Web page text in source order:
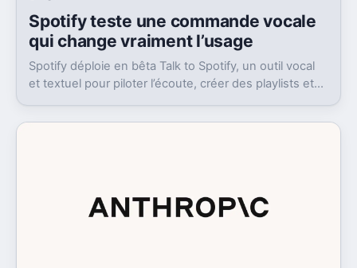
Spotify teste une commande vocale
qui change vraiment l’usage
Spotify déploie en bêta Talk to Spotify, un outil vocal
et textuel pour piloter l’écoute, créer des playlists et